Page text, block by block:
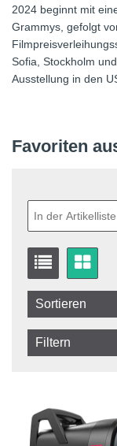
2024 beginnt mit
Grammys, gefolgt
Sofia, Stockholm
Ausstellung in den
Favoriten
Sortieren
Filtern